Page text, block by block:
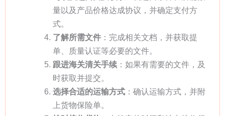
量以及产品价格达成协议，并确定支付方
式。
了解所需文件：完成相关文档，并获取提
单、质量认证等必要的文件。
跟进海关清关手续：如果有需要的文件，及
时获取并提交。
选择合适的运输方式：确认运输方式，并附
上货物保险单。